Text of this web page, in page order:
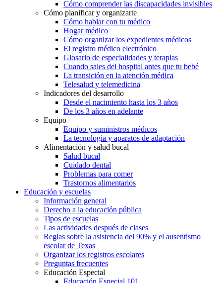
Cómo comprender las discapacidades invisibles
Cómo planificar y organizarte
Cómo hablar con tu médico
Hogar médico
Cómo organizar los expedientes médicos
El registro médico electrónico
Glosario de especialidades y terapias
Cuando sales del hospital antes que tu bebé
La transición en la atención médica
Telesalud y telemedicina
Indicadores del desarrollo
Desde el nacimiento hasta los 3 años
De los 3 años en adelante
Equipo
Equipo y suministros médicos
La tecnología y aparatos de adaptación
Alimentación y salud bucal
Salud bucal
Cuidado dental
Problemas para comer
Trastornos alimentarios
Educación y escuelas
Información general
Derecho a la educación pública
Tipos de escuelas
Las actividades después de clases
Reglas sobre la asistencia del 90% y el ausentismo
escolar de Texas
Organizar los registros escolares
Preguntas frecuentes
Educación Especial
Educación Especial 101